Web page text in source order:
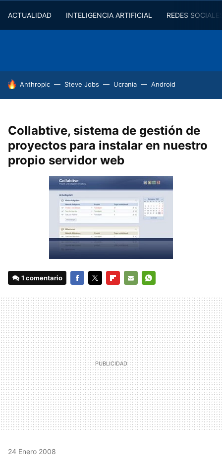
ACTUALIDAD INTELIGENCIA ARTIFICIAL REDES
HOY SE HABLA DE
Anthropic Steve Jobs Ucrania Android
Collabtive, sistema de gestión de
proyectos para instalar en nuestro
propio servidor web
1 comentario
MAIL
24 Enero 2008